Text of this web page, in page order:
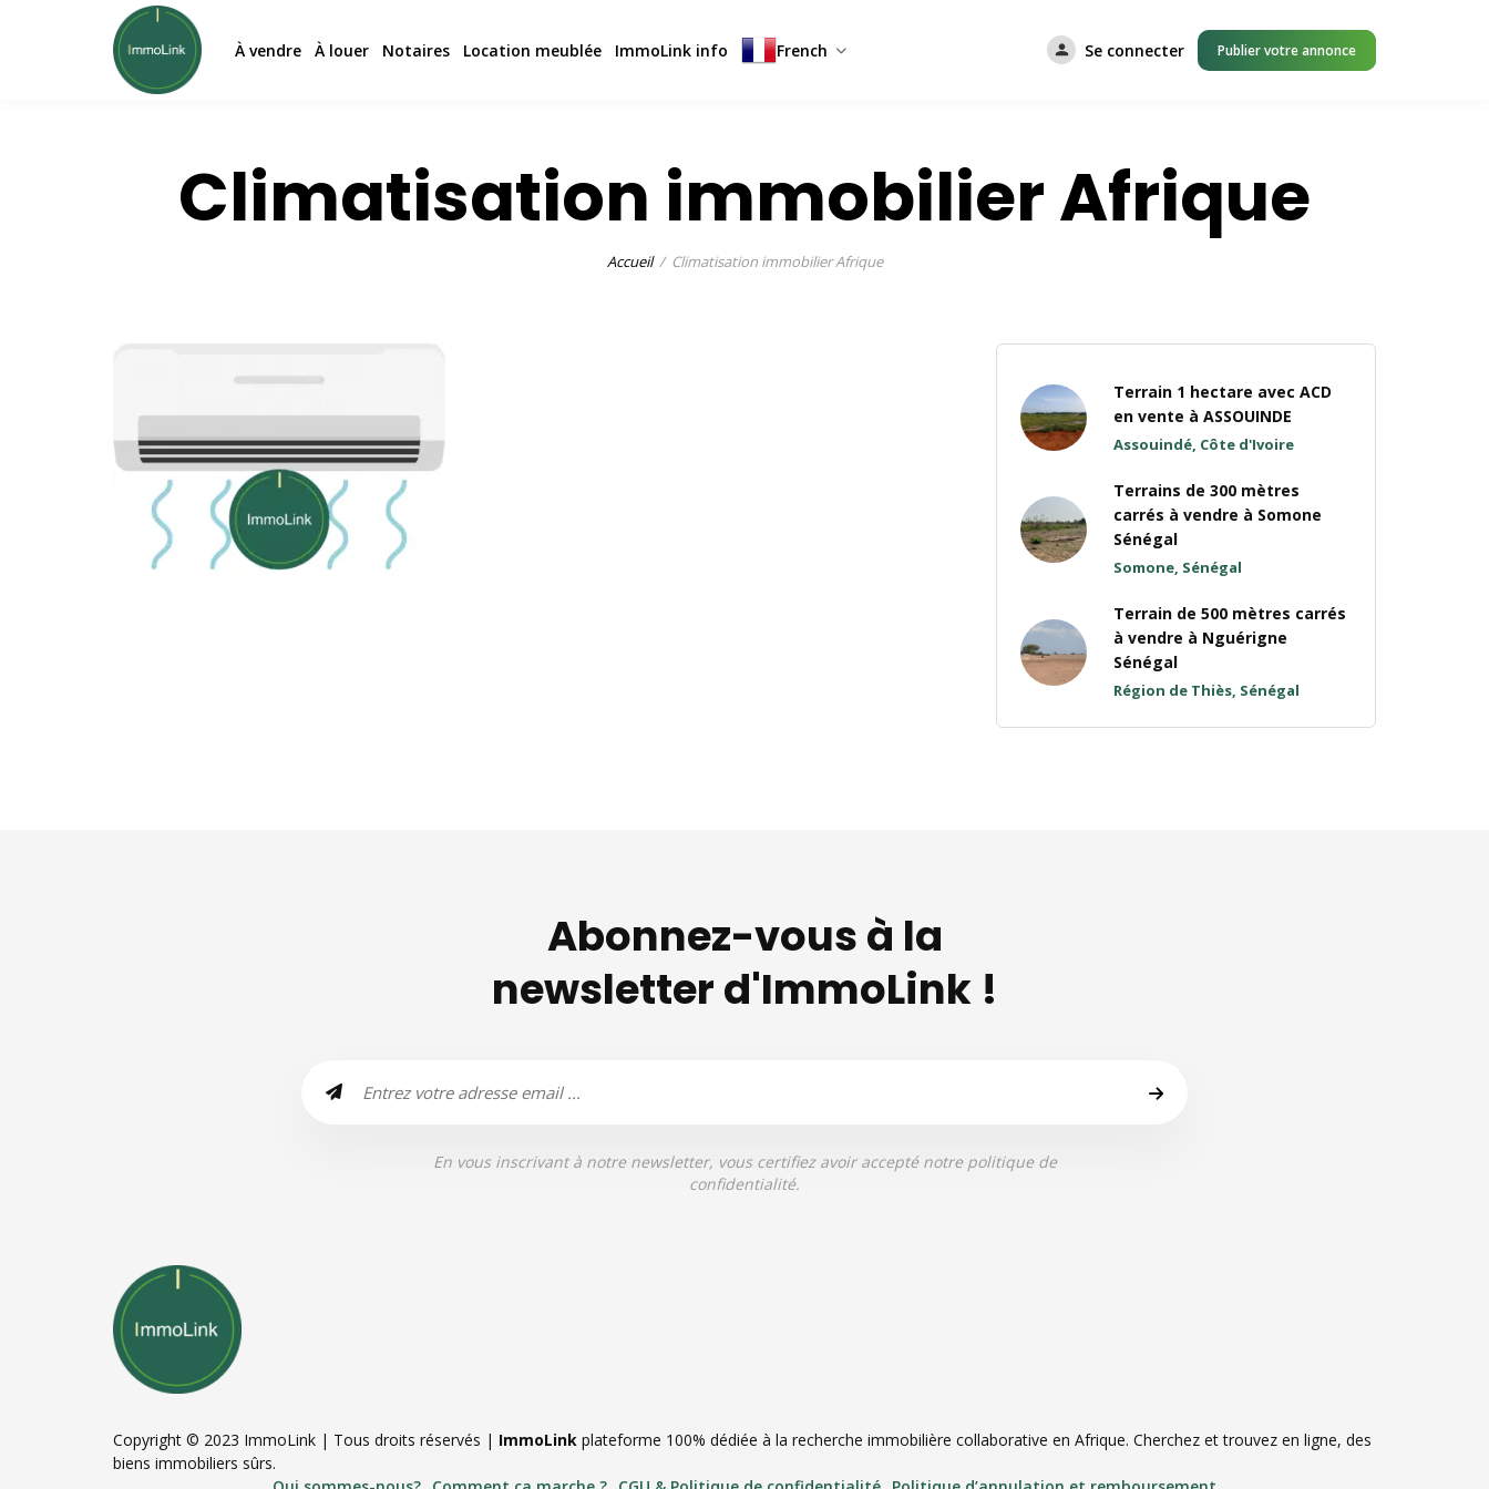
À vendre À louer Notaires Location meublée ImmoLink info French Se connecter Publier votre annonce
Climatisation immobilier Afrique
Accueil Climatisation immobilier Afrique
Terrain 1 hectare avec ACD
en vente à ASSOUINDE
Assouindé, Côte d'Ivoire
Terrains de 300 mètres
carrés à vendre à Somone
Sénégal
Somone, Sénégal
Terrain de 500 mètres carrés
à vendre à Nguérigne
Sénégal
Région de Thiès, Sénégal
Abonnez-vous à la
newsletter d'ImmoLink !
En vous inscrivant à notre newsletter, vous certifiez avoir accepté notre politique de
confidentialité.
Copyright © 2023 ImmoLink | Tous droits réservés | ImmoLink plateforme 100% dédiée à la recherche immobilière collaborative en Afrique. Cherchez et trouvez en ligne, des
biens immobiliers sûrs.